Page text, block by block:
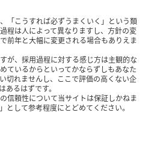
「こうすれば必ずうまくいく」という類
程は人によって異なりますし、方針の変
前年と大幅に変更される場合もありえま
が、採用過程に対する感じ方は主観的な
ているからといってかならずしもあなた
切れませんし、ここで評価の高くない企
あるはずです。
信頼性について当サイトは保証しかねま
として参考程度にとどめてください。